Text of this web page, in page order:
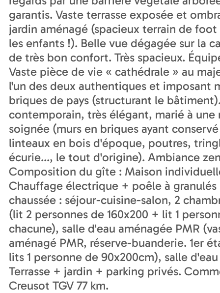
garantis. Vaste terrasse exposée et
jardin aménagé (spacieux terrain de
les enfants !). Belle vue dégagée sur la
de très bon confort. Très spacieux.
Vaste pièce de vie « cathédrale » au
l'un des deux authentiques et imposant
briques de pays (structurant le
contemporain, très élégant, marié à
soignée (murs en briques ayant
linteaux en bois d'époque, poutres,
écurie..., le tout d'origine). Ambiance
Composition du gîte : Maison
Chauffage électrique + poêle à
chaussée : séjour-cuisine-salon, 2
(lit 2 personnes de 160x200 + lit 1
chacune), salle d'eau aménagée PMR
aménagé PMR, réserve-buanderie. 1er
lits 1 personne de 90x200cm), salle
Terrasse + jardin + parking privés.
Creusot TGV 77 km.